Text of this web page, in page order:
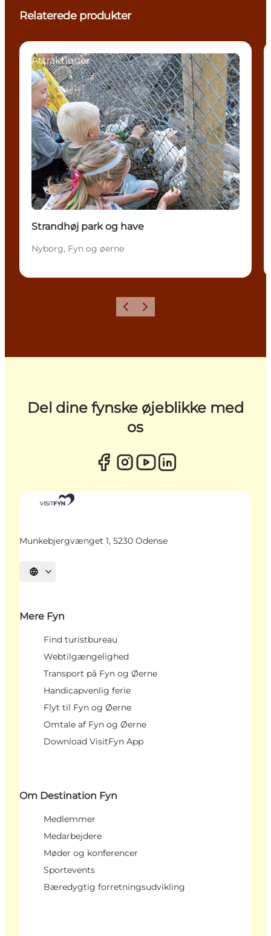
Relaterede produkter
Attraktioner
Strandhøj park og have
Nyborg, Fyn og øerne
ForrigeNæste
Del dine fynske øjeblikke med
os
Munkebjergvænget 1, 5230 Odense
Vælg sprog
Mere Fyn
Find turistbureau
Webtilgængelighed
Transport på Fyn og Øerne
Handicapvenlig ferie
Flyt til Fyn og Øerne
Omtale af Fyn og Øerne
Download VisitFyn App
Om Destination Fyn
Medlemmer
Medarbejdere
Møder og konferencer
Sportevents
Bæredygtig forretningsudvikling